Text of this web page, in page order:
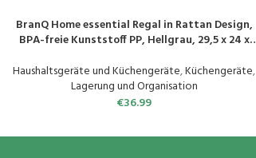
PRODUKT KAUFEN
BranQ Home essential Regal in Rattan Design,
BPA-freie Kunststoff PP, Hellgrau, 29,5 x 24 x
Haushaltsgeräte und Küchengeräte,Küchengeräte,
Lagerung und Organisation
€36.99